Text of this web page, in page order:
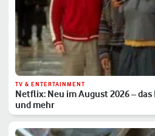
TV & ENTERTAINMENT
Netflix: Neu im August 2026 –
und mehr